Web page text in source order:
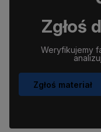
Zgłoś
Weryfikujemy
Zgłoś materiał